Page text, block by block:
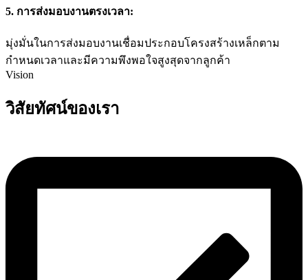
5. การส่งมอบงานตรงเวลา:
มุ่งมั่นในการส่งมอบงานเชื่อมประกอบโครงสร้างเหล็กตาม
กำหนดเวลาและมีความพึงพอใจสูงสุดจากลูกค้า
Vision
วิสัยทัศน์ของเรา